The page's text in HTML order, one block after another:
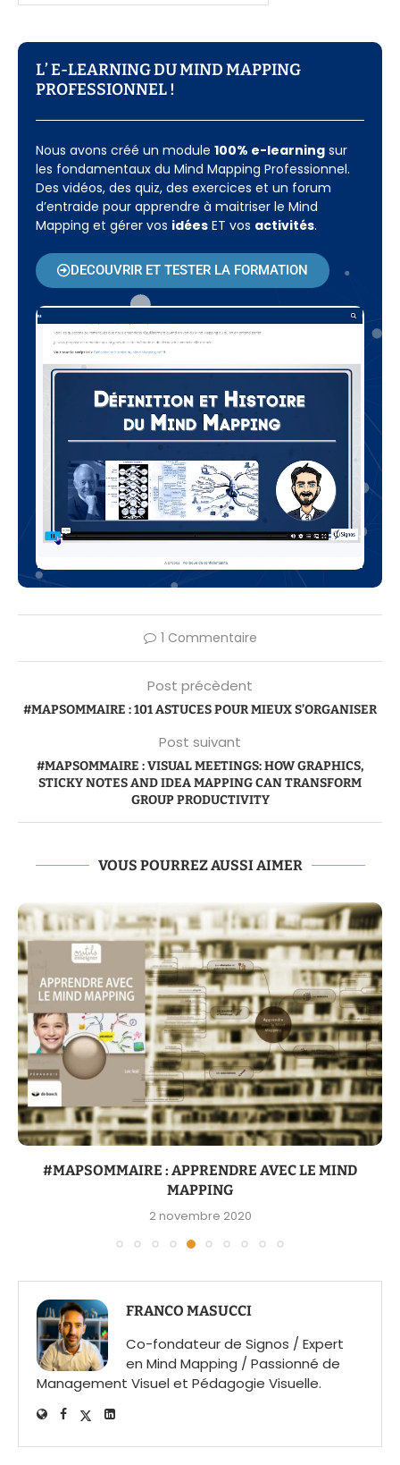
L’ E-LEARNING DU MIND MAPPING
PROFESSIONNEL !​
Nous avons créé un module 100% e-learning sur
les fondamentaux du Mind Mapping Professionnel.
Des vidéos, des quiz, des exercices et un forum
d’entraide pour apprendre à maitriser le Mind
Mapping et gérer vos idées ET vos activités.
DECOUVRIR ET TESTER LA FORMATION
1 Commentaire
Post précèdent
#MAPSOMMAIRE : 101 ASTUCES POUR MIEUX S’ORGANISER
Post suivant
#MAPSOMMAIRE : VISUAL MEETINGS: HOW GRAPHICS,
STICKY NOTES AND IDEA MAPPING CAN TRANSFORM
GROUP PRODUCTIVITY
VOUS POURREZ AUSSI AIMER
#MAPSOMMAIRE : APPRENDRE AVEC LE MIND
MAPPING
2 novembre 2020
FRANCO MASUCCI
Co-fondateur de Signos / Expert
en Mind Mapping / Passionné de
Management Visuel et Pédagogie Visuelle.